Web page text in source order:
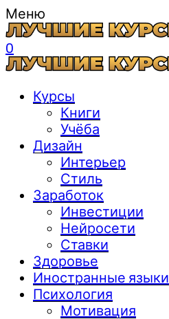
Меню
0
Курсы
Книги
Учёба
Дизайн
Интерьер
Стиль
Заработок
Инвестиции
Нейросети
Ставки
Здоровье
Иностранные языки
Психология
Мотивация